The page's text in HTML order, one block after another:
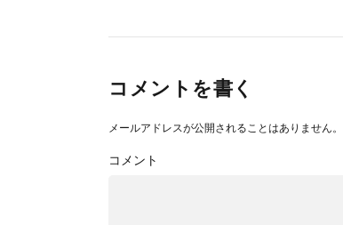
コメントを書く
メールアドレスが公開されることはありません。
コメント